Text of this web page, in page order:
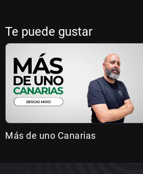
Te puede gustar
Más de uno Canarias